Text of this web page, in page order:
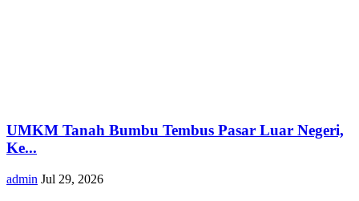
UMKM Tanah Bumbu Tembus Pasar Luar Negeri,
Ke...
admin Jul 29, 2026